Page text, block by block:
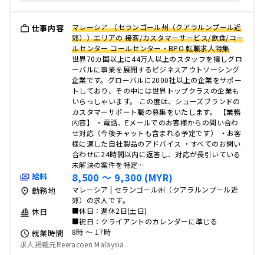
仕事内容
マレーシア （セランゴール州（クアラルンプール近
郊））エリアの 接客/カスタマーサービス/飲食/コー
ルセンター コールセンター・BPO 転職求人特集
世界70カ国以上に44万人以上のスタッフを擁しグロ
ーバルに事業を展開するビジネスアウトソーシング
企業です。グローバルに2000社以上の企業をサポー
トしており、その中には世界トップクラスの企業も
いらっしゃいます。 この度は、シューズブランドの
カスタマーサポート職の募集をいたします。 【業務
内容】 ・電話、Eメールでのお客様からの問い合わ
せ対応（今後チャットも含まれる予定です） ・お客
様に適した自社製品のアドバイス ・すべてのお問い
合わせに24時間以内に返答し、対応が長引いている
未解決の案件を特定…
給料 8,500 〜 9,300 (MYR)
勤務地
マレーシア | セランゴール州（クアラルンプール近
郊）の求人です。
休日
■休日：週休2日(土日)
■祝日：クライアントのカレンダーに準じる
就業時間
8時 〜 17時
求人掲載元Reeracoen Malaysia